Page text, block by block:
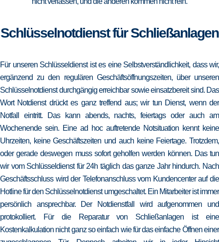
Schlüsselnotdienst für Schließanlagen
Für unseren Schlüsseldienst ist es eine Selbstverständlichkeit, dass wir,
ergänzend zu den regulären Geschäftsöffnungszeiten, über unseren
Schlüsselnotdienst durchgängig erreichbar sowie einsatzbereit sind. Das
Wort Notdienst drückt es ganz treffend aus; wir tun Dienst, wenn der
Notfall eintritt. Das kann abends, nachts, feiertags oder auch am
Wochenende sein. Eine ad hoc auftretende Notsituation kennt keine
Uhrzeiten, keine Geschäftszeiten und auch keine Feiertage. Trotzdem,
oder gerade deswegen muss sofort geholfen werden können. Das tun
wir vom Schlüsseldienst für 24h täglich das ganze Jahr hindurch. Nach
Geschäftsschluss wird der Telefonanschluss vom Kundencenter auf die
Hotline für den Schlüsselnotdienst umgeschaltet. Ein Mitarbeiter ist immer
persönlich ansprechbar. Der Notdienstfall wird aufgenommen und
protokolliert. Für die Reparatur von Schließanlagen ist eine
Kostenkalkulation nicht ganz so einfach wie für das einfache Öffnen einer